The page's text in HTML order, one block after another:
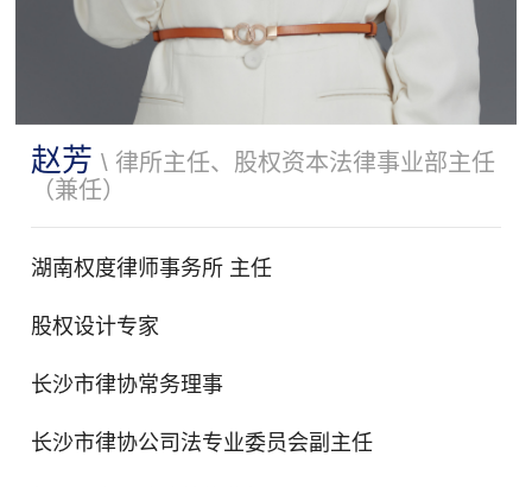
赵芳\ 律所主任、股权资本法律事业部主任
（兼任）
湖南权度律师事务所 主任
股权设计专家
长沙市律协常务理事
长沙市律协公司法专业委员会副主任